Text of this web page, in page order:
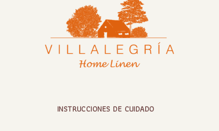
INSTRUCCIONES DE CUIDADO